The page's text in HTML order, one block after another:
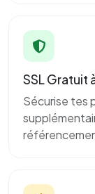
SSL Gratuit
Sécurise tes